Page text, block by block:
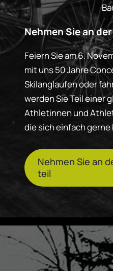
Nehmen Sie an
Feiern Sie am 6.
mit uns 50 Jahre
Skilanglaufen oder
werden Sie Teil einer
Athletinnen und
die sich einfach gerne
Nehmen Sie an
teil